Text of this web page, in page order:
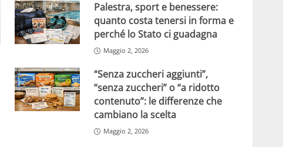
Palestra, sport e benessere:
quanto costa tenersi in forma e
perché lo Stato ci guadagna
Maggio 2, 2026
“Senza zuccheri aggiunti”,
“senza zuccheri” o “a ridotto
contenuto”: le differenze che
cambiano la scelta
Maggio 2, 2026